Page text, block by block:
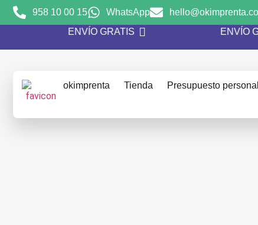
958 10 00 15 WhatsApp
ENVÍO GRATIS
okimprenta Tienda Presupuesto